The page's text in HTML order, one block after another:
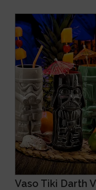
Vaso Tiki Darth